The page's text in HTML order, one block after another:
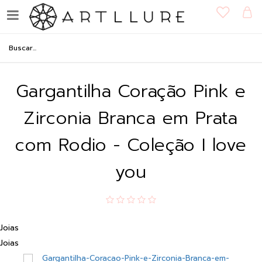
Gargantilha Coração Pink e
Zirconia Branca em Prata
com Rodio - Coleção I love
you
Joias
Joias